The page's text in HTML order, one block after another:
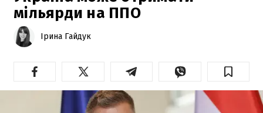
мільярди на ППО
Ірина Гайдук